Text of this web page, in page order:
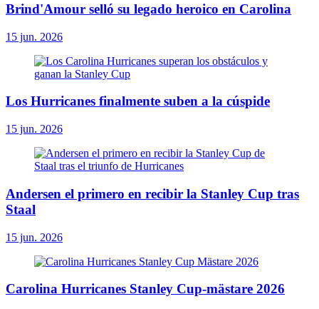
Brind'Amour selló su legado heroico en Carolina
15 jun. 2026
Los Hurricanes finalmente suben a la cúspide
15 jun. 2026
Andersen el primero en recibir la Stanley Cup tras
Staal
15 jun. 2026
Carolina Hurricanes Stanley Cup-mästare 2026